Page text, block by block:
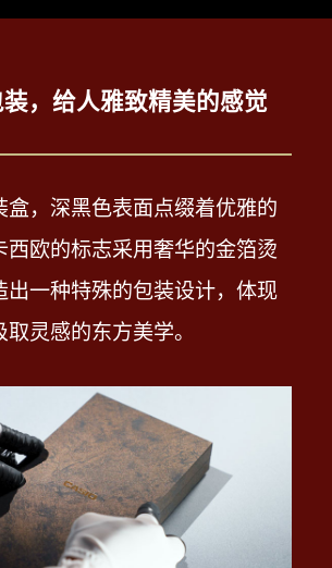
。
，给人雅致精美的感觉
盒，深黑色表面点缀着优雅的
欧的标志采用奢华的金箔烫
一种特殊的包装设计，体现
灵感的东方美学。